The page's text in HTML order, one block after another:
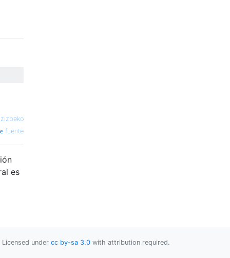
fuente
es
Licensed under cc by-sa 3.0 with attribution required.